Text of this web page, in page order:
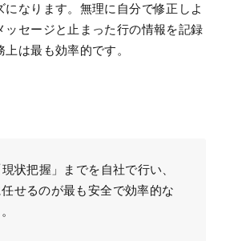
なります。無理に自分で修正しよ
ッセージと止まった行の情報を記録
は最も効率的です。
状把握」までを自社で行い、
せるのが最も安全で効率的な